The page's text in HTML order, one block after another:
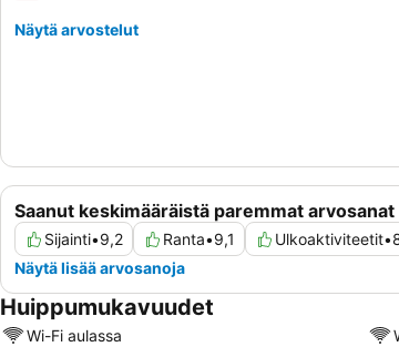
Saanut keskimääräistä paremmat
Sijainti•9,2 Ranta•9,1 Ulkoaktiviteetit•
Näytä lisää arvosanoja
Näytä arvostelut
Huippumukavuudet
Wi-Fi aulassa